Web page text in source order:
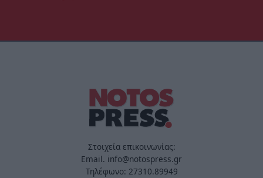
Στοιχεία επικοινωνίας:
Email. info@notospress.gr
Τηλέφωνο: 27310.89949